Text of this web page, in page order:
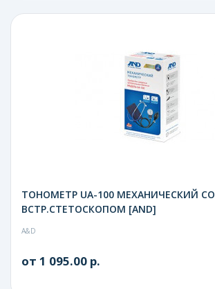
ТОНОМЕТР UA-100 МЕХАНИЧЕСКИЙ СО
ВСТР.СТЕТОСКОПОМ [AND]
A&D
от 1 095.00 р.